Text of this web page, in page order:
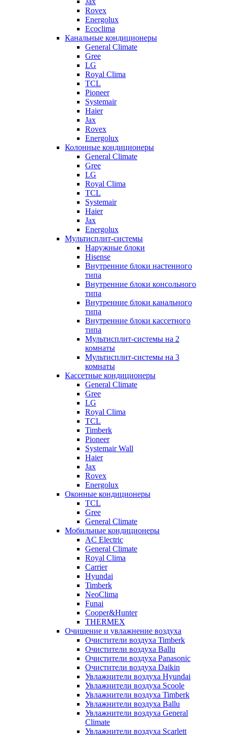
Rovex
Energolux
Ecoclima
Канальные кондиционеры
General Climate
Gree
LG
Royal Clima
TCL
Pioneer
Systemair
Haier
Jax
Rovex
Energolux
Колонные кондиционеры
General Climate
Gree
LG
Royal Clima
TCL
Systemair
Haier
Jax
Energolux
Мультисплит-системы
Наружные блоки
Hisense
Внутренние блоки настенного
типа
Внутренние блоки консольного
типа
Внутренние блоки канального
типа
Внутренние блоки кассетного
типа
Мультисплит-системы на 2
комнаты
Мультисплит-системы на 3
комнаты
Кассетные кондиционеры
General Climate
Gree
LG
Royal Clima
TCL
Timberk
Pioneer
Systemair Wall
Haier
Jax
Rovex
Energolux
Оконные кондиционеры
TCL
Gree
General Climate
Мобильные кондиционеры
AC Electric
General Climate
Royal Clima
Carrier
Hyundai
Timberk
NeoClima
Funai
Cooper&Hunter
THERMEX
Очищение и увлажнение воздуха
Очистители воздуха Timberk
Очистители воздуха Ballu
Очистители воздуха Panasonic
Очистители воздуха Daikin
Увлажнители воздуха Hyundai
Увлажнители воздуха Scoole
Увлажнители воздуха Timberk
Увлажнители воздуха Ballu
Увлажнители воздуха General
Climate
Увлажнители воздуха Scarlett